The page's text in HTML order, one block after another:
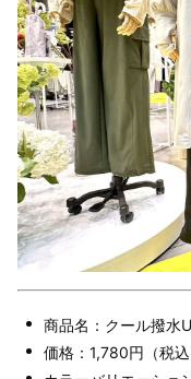
商品名：クール撥水
価格：1,780円（税込